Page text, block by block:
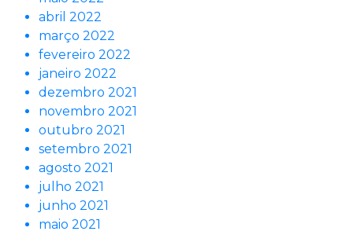
abril 2022
março 2022
fevereiro 2022
janeiro 2022
dezembro 2021
novembro 2021
outubro 2021
setembro 2021
agosto 2021
julho 2021
junho 2021
maio 2021